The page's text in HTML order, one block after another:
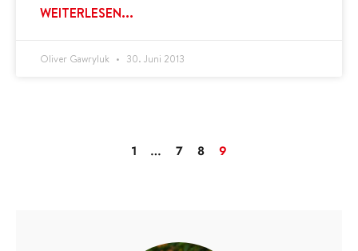
WEITERLESEN...
Oliver Gawryluk 30. Juni 2013
1 … 7 8 9